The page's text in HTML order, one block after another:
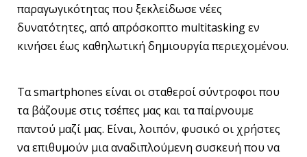
παραγωγικότητας που ξεκλείδωσε νέες
δυνατότητες, από απρόσκοπτο multitasking εν
κινήσει έως καθηλωτική δημιουργία περιεχομένου.
Τα smartphones είναι οι σταθεροί σύντροφοι που
τα βάζουμε στις τσέπες μας και τα παίρνουμε
παντού μαζί μας. Είναι, λοιπόν, φυσικό οι χρήστες
να επιθυμούν μια αναδιπλούμενη συσκευή που να